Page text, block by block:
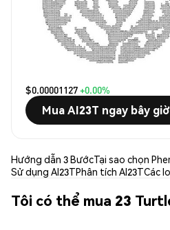
$0.00001127+0.00%
Mua AI23T ngay bây giờ
Hướng dẫn 3 BướcTại sao chọn
Sử dụng AI23TPhân tích AI23TCác
Tôi có thể mua 23